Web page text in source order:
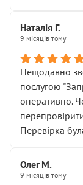
Наталія Г.
9 місяців тому
Нещодавно
послугою
оперативно.
Перевірка
Олег М.
9 місяців тому